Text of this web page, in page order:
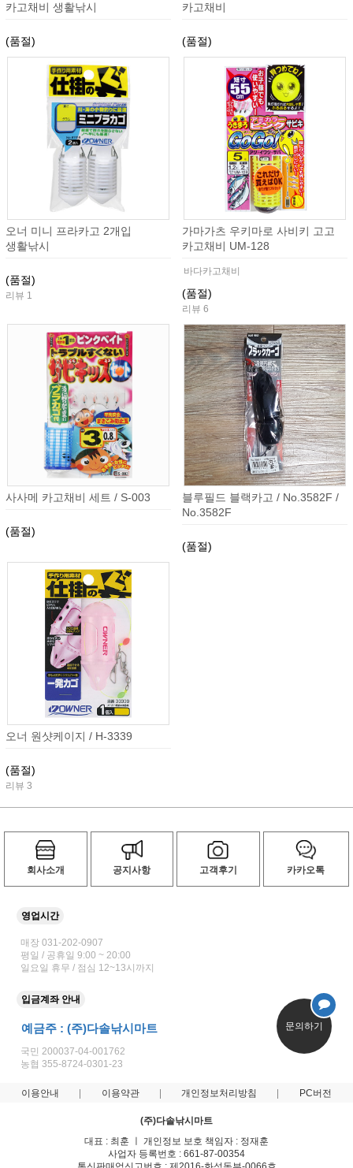
카고채비 생활낚시
(품절)
카고채비
(품절)
오너 미니 프라카고 2개입
생활낚시
(품절)
리뷰 1
가마가츠 우키마로 사비키 고고
카고채비 UM-128
바다카고채비
(품절)
리뷰 6
사사메 카고채비 세트 / S-003
(품절)
블루필드 블랙카고 / No.3582F /
No.3582F
(품절)
오너 원샷케이지 / H-3339
(품절)
리뷰 3
회사소개 공지사항 고객후기 카카오톡
영업시간
매장 031-202-0907
평일 / 공휴일 9:00 ~ 20:00
일요일 휴무 / 점심 12~13시까지
입금계좌 안내
예금주 : (주)다솔낚시마트
국민 200037-04-001762
농협 355-8724-0301-23
문의하기
이용안내 이용약관 개인정보처리방침 PC버전
(주)다솔낚시마트
대표 : 최훈 ㅣ 개인정보 보호 책임자 : 정재훈
사업자 등록번호 : 661-87-00354